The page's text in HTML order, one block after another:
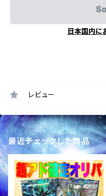
日本国内に
レビュー
最近チェックした商品